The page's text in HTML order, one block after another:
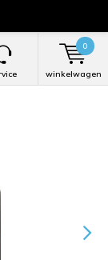
winkelwagen
0